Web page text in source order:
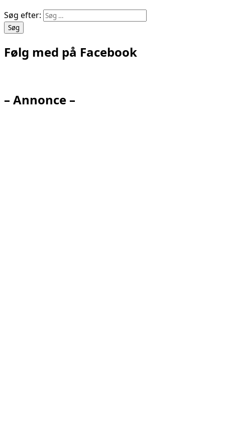
Søg efter:
Følg med på Facebook
– Annonce –